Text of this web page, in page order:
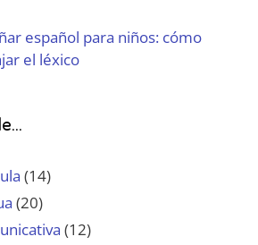
español para niños: cómo
el léxico
(14)
(20)
(12)